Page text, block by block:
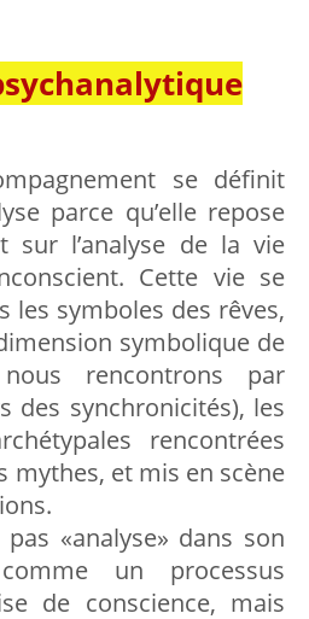
se définit
parce qu’elle repose
sur l’analyse de la vie
Cette vie se
les symboles des rêves,
symbolique de
nous rencontrons par
des synchronicités), les
rencontrées
mythes, et mis en scène
pas «analyse» dans son
un processus
de conscience, mais